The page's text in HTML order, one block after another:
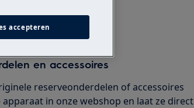
en accessoires
reserveonderdelen of accessoires
apparaat in onze webshop en laat ze direct
accepteren